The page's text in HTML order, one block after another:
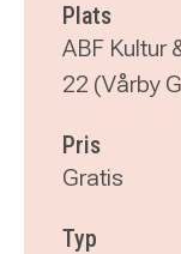
Plats
ABF Kultur
22 (Vårby
Pris
Gratis
Typ